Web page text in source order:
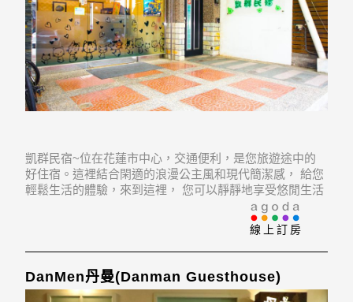
凱群民宿~位在花蓮市中心，交通便利，是您旅遊途中的
好住宿。這裡結合閑適的浪漫公主風和現代簡潔感， 給您
輕鬆生活的體驗，來到這裡， 您可以靜靜地享受悠閒生活
的樂趣，想體驗美食，旁邊就有花蓮小吃，想散步，旁就
有舊鐵路觀光步道.....除了住宿，我們也代辦～海洋．兆
豐．賞鯨．泛舟的門票，如果您想玩得盡興，
線上訂房
DanMen丹曼(Danman Guesthouse)